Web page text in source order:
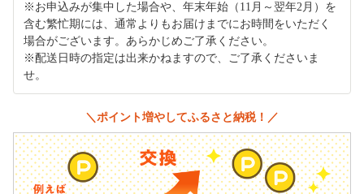
※お申込みが集中した場合や、年末年始（11月～翌年2月）を
含む繁忙期には、通常よりもお届けまでにお時間をいただく
場合がございます。あらかじめご了承ください。
※配送日時の指定は出来かねますので、ご了承くださいま
せ。
＼ポイント増やしてふるさと納税！／